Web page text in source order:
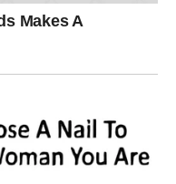
trenuci.
preokret.
dolazi na svoje